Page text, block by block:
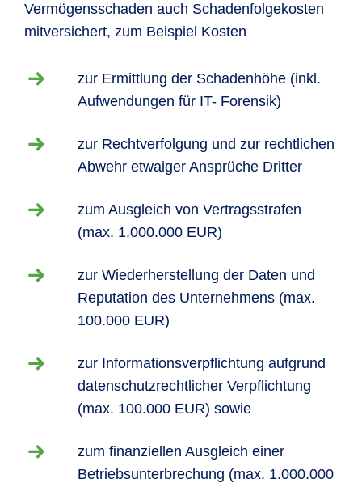
Vermögensschaden auch Schadenfolgekosten
mitversichert, zum Beispiel Kosten
zur Ermittlung der Schadenhöhe (inkl.
Aufwendungen für IT- Forensik)
zur Rechtverfolgung und zur rechtlichen
Abwehr etwaiger Ansprüche Dritter
zum Ausgleich von Vertragsstrafen
(max. 1.000.000 EUR)
zur Wiederherstellung der Daten und
Reputation des Unternehmens (max.
100.000 EUR)
zur Informationsverpflichtung aufgrund
datenschutzrechtlicher Verpflichtung
(max. 100.000 EUR) sowie
zum finanziellen Ausgleich einer
Betriebsunterbrechung (max. 1.000.000